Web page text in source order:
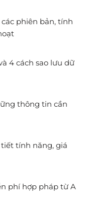
phiên bản, tính
4 cách sao lưu dữ
thông tin cần
tiết tính năng, giá
phí hợp pháp từ A